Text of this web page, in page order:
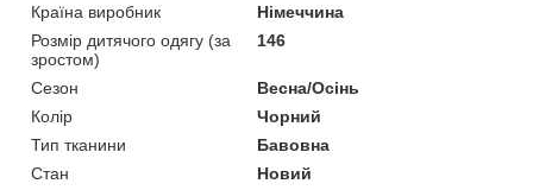
Країна виробник
Німеччина
Розмір дитячого одягу (за
зростом)
146
Сезон
Весна/Осінь
Колір
Чорний
Тип тканини
Бавовна
Стан
Новий